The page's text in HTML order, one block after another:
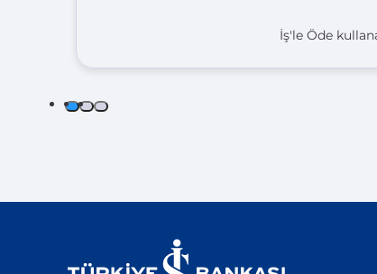
İş'le Öde